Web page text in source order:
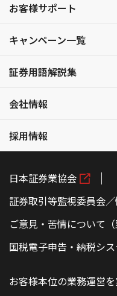
お客様サポート
キャンペーン一覧
証券用語解説集
会社情報
採用情報
日本証券業協会
証券取引等監視委員会
ご意見・苦情について（
国税電子申告・納税シ
お客様本位の業務運営